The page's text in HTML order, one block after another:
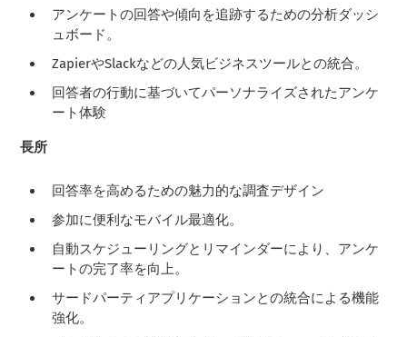
アンケートの回答や傾向を追跡するための分析ダッシ
ュボード。
ZapierやSlackなどの人気ビジネスツールとの統合。
回答者の行動に基づいてパーソナライズされたアンケ
ート体験
長所
回答率を高めるための魅力的な調査デザイン
参加に便利なモバイル最適化。
自動スケジューリングとリマインダーにより、アンケ
ートの完了率を向上。
サードパーティアプリケーションとの統合による機能
強化。